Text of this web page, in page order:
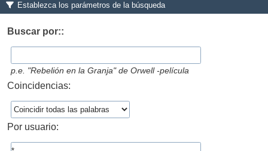
Establezca los parámetros de la búsqueda
Buscar por::
p.e. "Rebelión en la Granja" de Orwell -película
Coincidencias:
Por usuario: